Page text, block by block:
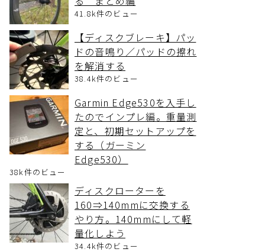
41.8k件のビュー
【ディスクブレーキ】パッ
ドの音鳴り／パッドの擦れ
を解消する
38.4k件のビュー
Garmin Edge530を入手し
たのでインプレ編。重量測
定と、初期セットアップを
する（ガーミン
Edge530）
38k件のビュー
ディスクローターを
160⇒140mmに交換する
やり方。140mmにして軽
量化しよう
34.4k件のビュー